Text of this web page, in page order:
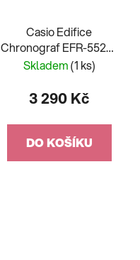
Casio Edifice
Chronograf EFR-552D-
2AVUEF
Skladem(1 ks)
3 290 Kč
DO KOŠÍKU